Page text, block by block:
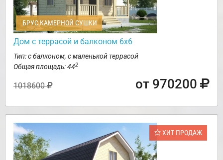
БРУС КАМЕРНОЙ СУШКИ
Дом с террасой и балконом 6х6
Тип: с балконом, с маленькой террасой
Общая площадь: 442
1018600 от 970200
ХИТ ПРОДАЖ